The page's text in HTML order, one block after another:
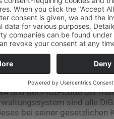
stellen sogar eine
Therapieansätze
DiGA eine
was den
aus?
eine individuelle
und dem ICD-Code der
sind alle
bei seiner gesetzlichen